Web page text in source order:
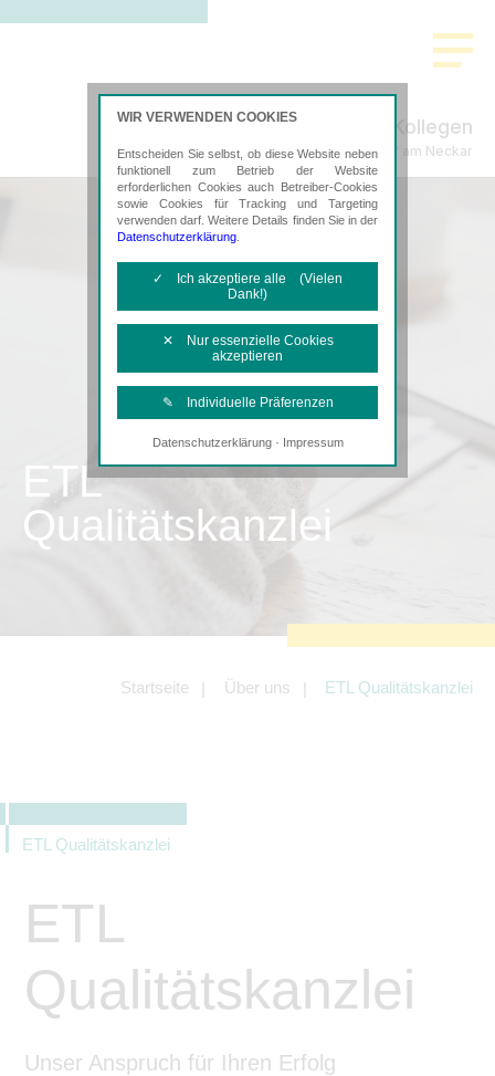
Missel & Kollegen
Steuerberatung in Oberndorf am Neckar
ETL
Qualitätskanzlei
Startseite Über uns ETL Qualitätskanzlei
ETL Qualitätskanzlei
ETL
Qualitätskanzlei
Unser Anspruch für Ihren Erfolg
WIR VERWENDEN COOKIES
Entscheiden Sie selbst, ob diese Website neben
funktionell zum Betrieb der Website
erforderlichen Cookies auch Betreiber-Cookies
sowie Cookies für Tracking und Targeting
verwenden darf. Weitere Details finden Sie in der
Datenschutzerklärung
✓ Ich akzeptiere alle (Vielen
Dank!)
✕ Nur essenzielle Cookies
akzeptieren
✎ Individuelle Präferenzen
Notwendige Cookies
Diese Cookies sind erforderlich, um die
Tracking- und Targeting-Cookies
Angebotes einschließlich der
Angeboten von z.B. Facebook und
LinkedIn.
können.
Datenschutzerklärung· Impressum